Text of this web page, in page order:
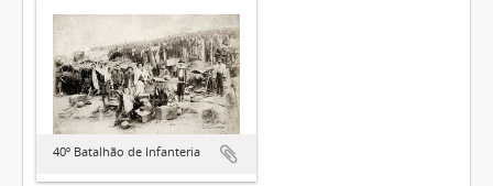
40º Batalhão de Infanteria